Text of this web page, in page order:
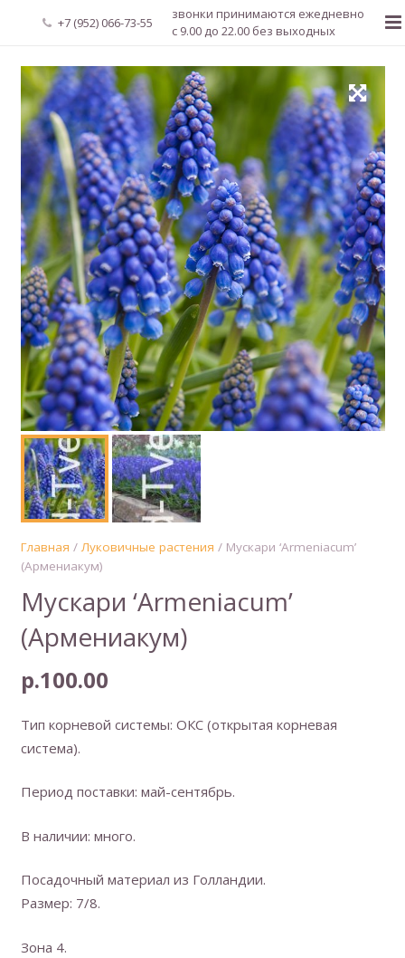
+7 (952) 066-73-55
звонки принимаются ежедневно
с 9.00 до 22.00 без выходных
Главная
О нас
Новости
Каталог растений
Доставка и оплата
Мой аккаунт
Регистрация
Главная /Луковичные растения / Мускари ‘Armeniacum’
(Армениакум)
Мускари ‘Armeniacum’
(Армениакум)
р.100.00
Тип корневой системы: ОКС (открытая корневая
система).
Период поставки: май-сентябрь.
В наличии: много.
Посадочный материал из Голландии.
Размер: 7/8.
Зона 4.